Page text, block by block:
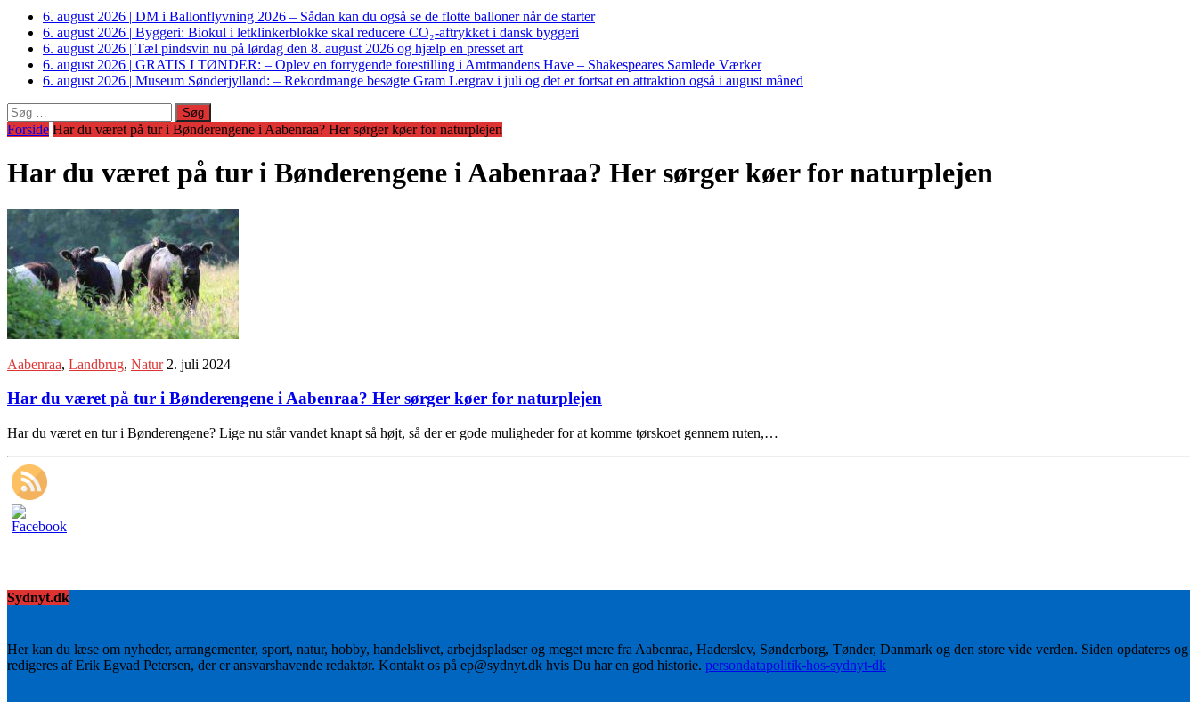
6. august 2026 | DM i Ballonflyvning 2026 – Sådan kan du også se de flotte balloner når de starter
6. august 2026 | Byggeri: Biokul i letklinkerblokke skal reducere CO₂-aftrykket i dansk byggeri
6. august 2026 | Tæl pindsvin nu på lørdag den 8. august 2026 og hjælp en presset art
6. august 2026 | GRATIS I TØNDER: – Oplev en forrygende forestilling i Amtmandens Have – Shakespeares Samlede Værker
6. august 2026 | Museum Sønderjylland: – Rekordmange besøgte Gram Lergrav i juli og det er fortsat en attraktion også i august måned
Søg
efter:
Forside Har du været på tur i Bønderengene i Aabenraa? Her sørger køer for naturplejen
Har du været på tur i Bønderengene i Aabenraa? Her sørger køer for naturplejen
Aabenraa, Landbrug, Natur 2. juli 2024
Har du været på tur i Bønderengene i Aabenraa? Her sørger køer for naturplejen
Har du været en tur i Bønderengene? Lige nu står vandet knapt så højt, så der er gode muligheder for at komme tørskoet gennem ruten,…
Sydnyt.dk
Her kan du læse om nyheder, arrangementer, sport, natur, hobby, handelslivet, arbejdspladser og meget mere fra Aabenraa, Haderslev, Sønderborg, Tønder, Danmark og den store vide verden. Siden opdateres og
redigeres af Erik Egvad Petersen, der er ansvarshavende redaktør. Kontakt os på ep@sydnyt.dk hvis Du har en god historie. persondatapolitik-hos-sydnyt-dk